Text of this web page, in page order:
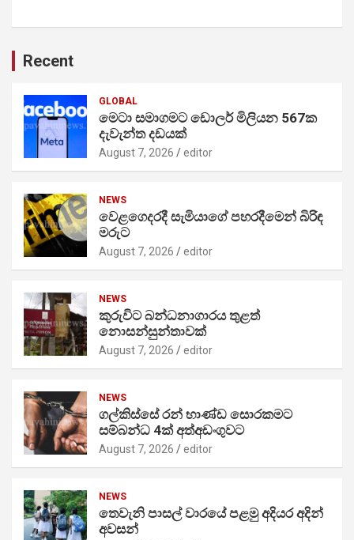
Recent
GLOBAL
මෙටා සමාගමට ඩොලර් මිලියන 567ක
දැවැන්ත දඩයක්
August 7, 2026 editor
NEWS
වෙළගෙදරදී සැමියාගේ පහරදීමෙන් බිරිඳ
මරුට
August 7, 2026 editor
NEWS
කුරුවිට බන්ධනාගාරය තුළත්
නොසන්සුන්තාවක්
August 7, 2026 editor
NEWS
ගල්කිස්සේ රන් භාණ්ඩ සොරකමට
සම්බන්ධ 4ක් අත්අඩංගුවට
August 7, 2026 editor
NEWS
තෙවැනි පාසල් වාරයේ පළමු අදියර අදින්
අවසන්